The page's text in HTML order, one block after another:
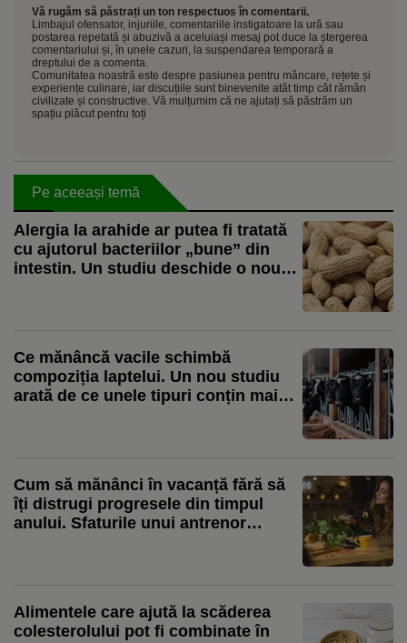
Vă rugăm să păstrați un ton respectuos în comentarii.
Limbajul ofensator, injuriile, comentariile instigatoare la ură sau
postarea repetată și abuzivă a aceluiași mesaj pot duce la ștergerea
comentariului și, în unele cazuri, la suspendarea temporară a
dreptului de a comenta.
Comunitatea noastră este despre pasiunea pentru mâncare, rețete și
experiențe culinare, iar discuțiile sunt binevenite atât timp cât rămân
civilizate și constructive. Vă mulțumim că ne ajutați să păstrăm un
spațiu plăcut pentru toți
Pe aceeași temă
Alergia la arahide ar putea fi tratată
cu ajutorul bacteriilor „bune” din
intestin. Un studiu deschide o nouă
Ce mănâncă vacile schimbă
compoziția laptelui. Un nou studiu
arată de ce unele tipuri conțin mai
Cum să mănânci în vacanță fără să
îți distrugi progresele din timpul
anului. Sfaturile unui antrenor
Alimentele care ajută la scăderea
colesterolului pot fi combinate în